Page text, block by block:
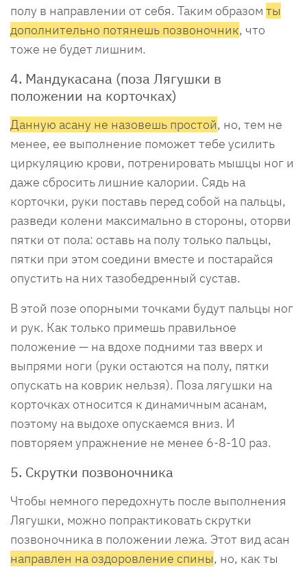
полу в направлении от себя. Таким образом ты
дополнительно потянешь позвоночник, что
тоже не будет лишним.
4. Мандукасана (поза Лягушки в
положении на корточках)
Данную асану не назовешь простой, но, тем не
менее, ее выполнение поможет тебе усилить
циркуляцию крови, потренировать мышцы ног и
даже сбросить лишние калории. Сядь на
корточки, руки поставь перед собой на пальцы,
разведи колени максимально в стороны, оторви
пятки от пола: оставь на полу только пальцы,
пятки при этом соедини вместе и постарайся
опустить на них тазобедренный сустав.
В этой позе опорными точками будут пальцы ног
и рук. Как только примешь правильное
положение — на вдохе подними таз вверх и
выпрями ноги (руки остаются на полу, пятки
опускать на коврик нельзя). Поза лягушки на
корточках относится к динамичным асанам,
поэтому на выдохе опускаемся вниз. И
повторяем упражнение не менее 6-8-10 раз.
5. Скрутки позвоночника
Чтобы немного передохнуть после выполнения
Лягушки, можно попрактиковать скрутки
позвоночника в положении лежа. Этот вид асан
направлен на оздоровление спины, но, как ты